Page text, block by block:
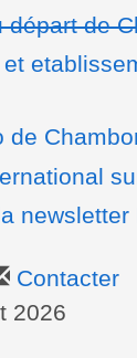
départ de
de
newsletter
Contacter
2026